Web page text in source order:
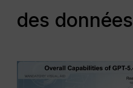
des données